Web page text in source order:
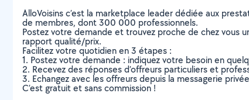
AlloVoisins c’est la marketplace leader dédiée aux
de membres, dont 300 000 professionnels.
Postez votre demande et trouvez proche de chez vous
rapport qualité/prix.
Facilitez votre quotidien en 3 étapes :
1. Postez votre demande : indiquez votre besoin en
2. Recevez des réponses d’offreurs particuliers et
3. Echangez avec les offreurs depuis la messagerie
C’est gratuit et sans commission !